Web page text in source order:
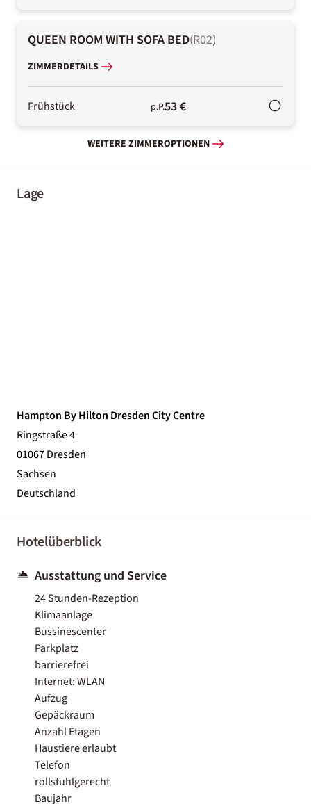
QUEEN ROOM WITH SOFA BED(R02)
ZIMMERDETAILS
Frühstück p.P.53 €
WEITERE ZIMMEROPTIONEN
Lage
Hampton By Hilton Dresden City Centre
Ringstraße 4
01067 Dresden
Sachsen
Deutschland
Hotelüberblick
Ausstattung und Service
24 Stunden-Rezeption
Klimaanlage
Bussinescenter
Parkplatz
barrierefrei
Internet: WLAN
Aufzug
Gepäckraum
Anzahl Etagen
Haustiere erlaubt
Telefon
rollstuhlgerecht
Baujahr